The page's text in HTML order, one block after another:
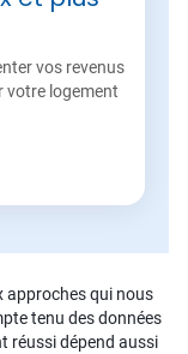
vos revenus
votre logement
approches qui nous
tenu des données
réussi dépend aussi